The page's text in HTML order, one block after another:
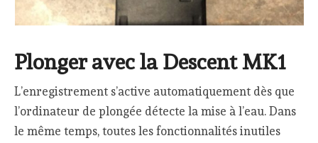
Plonger avec la Descent MK1
L’enregistrement s’active automatiquement dès que
l’ordinateur de plongée détecte la mise à l’eau. Dans
le même temps, toutes les fonctionnalités inutiles